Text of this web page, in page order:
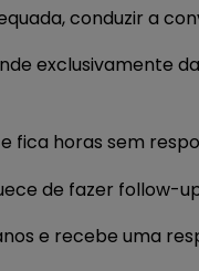
conduzir a
exclusivamente
fica horas sem
de fazer follow-
e recebe uma